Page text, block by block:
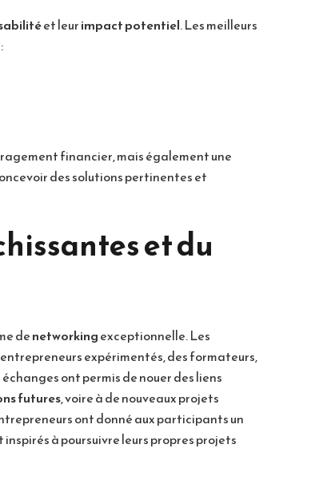
et leurimpact potentiel. Les meilleurs
financier, mais également une
des solutions pertinentes et
et du
denetworkingexceptionnelle. Les
expérimentés, des formateurs,
ont permis de nouer des liens
futures, voire à de nouveaux projets
ont donné aux participants un
à poursuivre leurs propres projets